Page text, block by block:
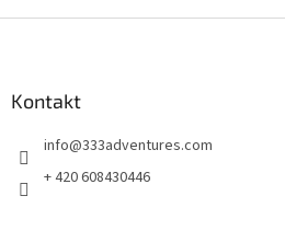
Kontakt
info@333adventures.com
+ 420 608430446